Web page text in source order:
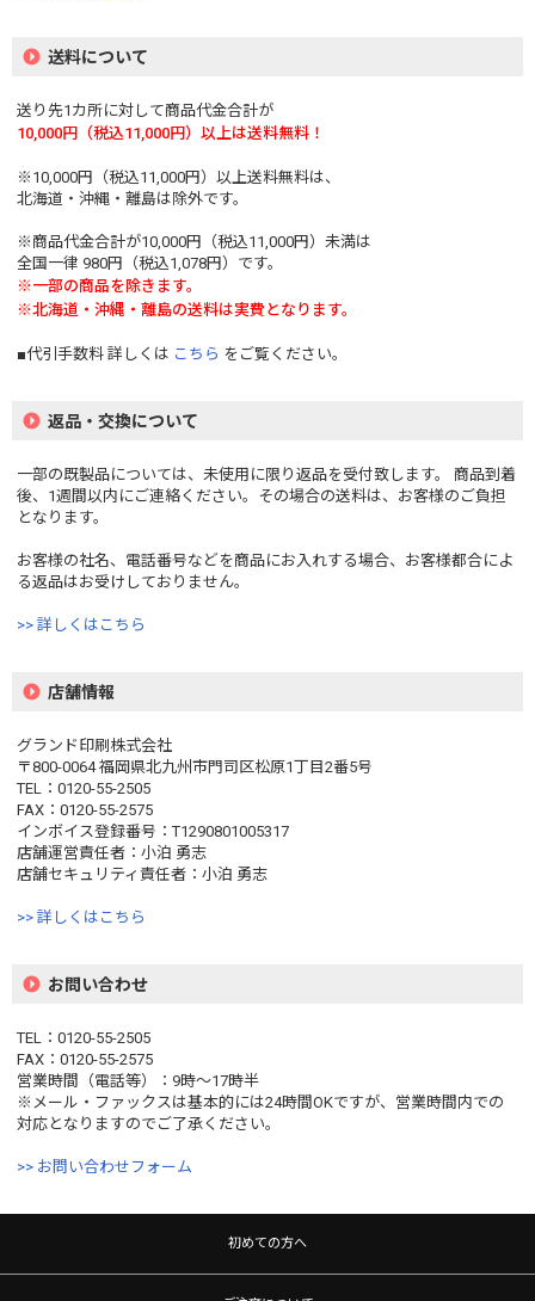
送料について
送り先1カ所に対して商品代金合計が
10,000円（税込11,000円）以上は送料無料！
※10,000円（税込11,000円）以上送料無料は、
北海道・沖縄・離島は除外です。
※商品代金合計が10,000円（税込11,000円）未満は
全国一律 980円（税込1,078円）です。
※一部の商品を除きます。
※北海道・沖縄・離島の送料は実費となります。
■代引手数料 詳しくは こちら をご覧ください。
返品・交換について
一部の既製品については、未使用に限り返品を受付致します。 商品到着
後、1週間以内にご連絡ください。その場合の送料は、お客様のご負担
となります。
お客様の社名、電話番号などを商品にお入れする場合、お客様都合によ
る返品はお受けしておりません。
>> 詳しくはこちら
店舗情報
グランド印刷株式会社
〒800-0064 福岡県北九州市門司区松原1丁目2番5号
TEL：0120-55-2505
FAX：0120-55-2575
インボイス登録番号：T1290801005317
店舗運営責任者：小泊 勇志
店舗セキュリティ責任者：小泊 勇志
>> 詳しくはこちら
お問い合わせ
TEL：0120-55-2505
FAX：0120-55-2575
営業時間（電話等）：9時〜17時半
※メール・ファックスは基本的には24時間OKですが、営業時間内での
対応となりますのでご了承ください。
>> お問い合わせフォーム
初めての方へ